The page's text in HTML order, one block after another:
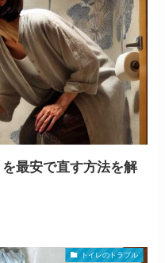
最安で直す方法を解
トイレのトラブル